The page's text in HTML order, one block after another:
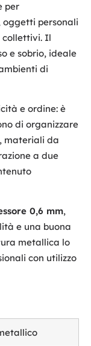
per
oggetti personali
collettivi. Il
e sobrio, ideale
di
e ordine: è
di organizzare
materiali da
a due
0,6 mm,
e una buona
metallica lo
con utilizzo